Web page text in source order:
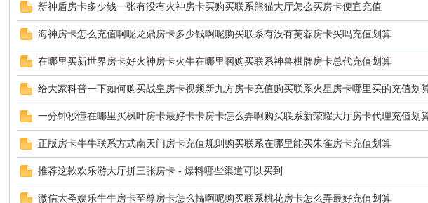
新神盾房卡多少钱一张有没有火神房卡买购买联系熊猫大厅怎么买房卡便宜充值
海神房卡怎么充值啊呢龙鼎房卡多少钱啊呢购买联系有没有芙蓉房卡买吗充值划算
在哪里买新世界房卡好火神房卡火牛在哪里啊购买联系神兽棋牌房卡总代充值划算
给大家科普一下如何购买战皇房卡视频新九方房卡充值购买联系火星房卡哪里买的充值划
一分钟秒懂在哪里买枫叶房卡最好卡卡房卡怎么弄啊购买联系新荣耀大厅房卡代理充值划
正版房卡牛牛联系方式南天门房卡充值规则购买联系在哪里能买朱雀房卡充值划算
推荐这款欢乐游大厅拼三张房卡 - 爆料哪些渠道可以买到
微信大圣娱乐牛牛房卡至尊房卡怎么搞啊呢购买联系桃花房卡怎么弄最好充值划算